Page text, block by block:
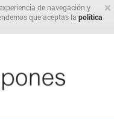
×
de navegación y
que aceptas la política